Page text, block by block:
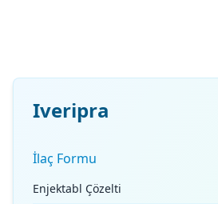
Iveripra
İlaç Formu
Enjektabl Çözelti